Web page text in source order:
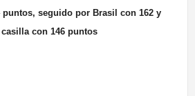
puntos, seguido por Brasil con 162 y
con 146 puntos